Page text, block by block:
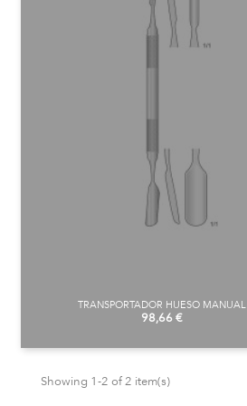
TRANSPORTADOR HUESO MANUAL
Price
98,66 €
Showing 1-2 of 2 item(s)